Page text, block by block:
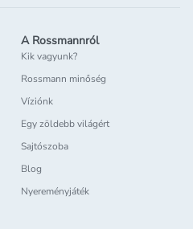
A Rossmannról
Kik vagyunk?
Rossmann minőség
Víziónk
Egy zöldebb világért
Sajtószoba
Blog
Nyereményjáték